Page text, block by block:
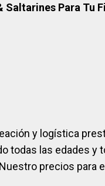
Saltarines Para Tu
y logística
todas las edades y
precios para